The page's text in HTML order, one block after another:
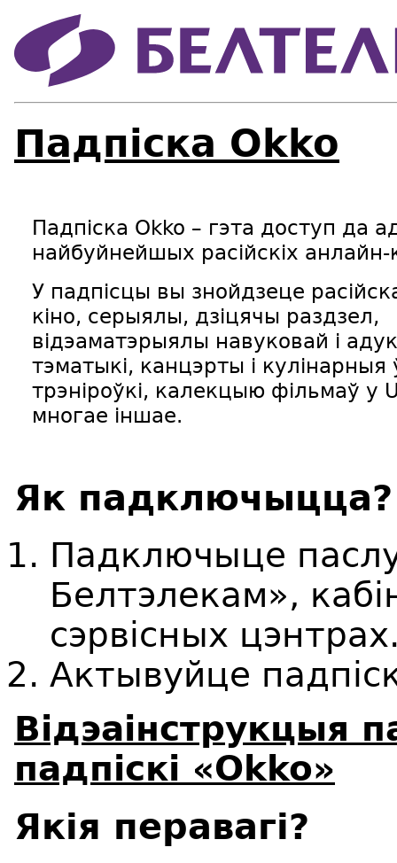
Падпіска Okko
Падпіска Okko – гэта доступ да
найбуйнейшых расійскіх анлайн-
У падпісцы вы знойдзеце
кіно, серыялы, дзіцячы раздзел,
відэаматэрыялы навуковай і
тэматыкі, канцэрты і кулінарныя
трэніроўкі, калекцыю фільмаў у
многае іншае.
Як падключыцца?
Падключыце
Белтэлекам»,
сэрвісных
Актывуйце
Вiдэаiнструкцыя
падпіскі «Okko»
Якія перавагі?